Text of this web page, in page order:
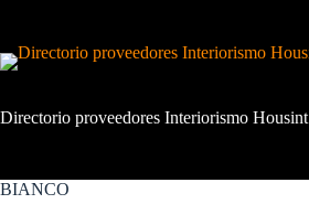
contenido
Directorio proveedores Interiorismo Housint
BIANCO